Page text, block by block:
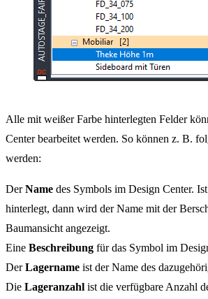
Alle mit weißer Farbe hinterlegten Felder
Center bearbeitet werden. So können z. B.
werden:
DerName des Symbols im Design Center.
hinterlegt, dann wird der Name mit der
Baumansicht angezeigt.
Eine Beschreibung für das Symbol im
DerLagername ist der Name des
Die Lageranzahl ist die verfügbare Anzahl